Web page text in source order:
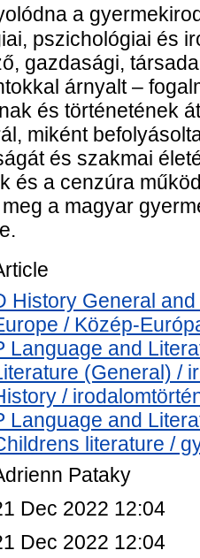
a
pszichológiai és
gazdasági,
árnyalt –
és történetének
miként
és szakmai
és a cenzúra
a magyar
History General
/ Közép-
Language and
(General) /
/
Language and
literature /
Pataky
Dec 2022 12:04
Dec 2022 12:04